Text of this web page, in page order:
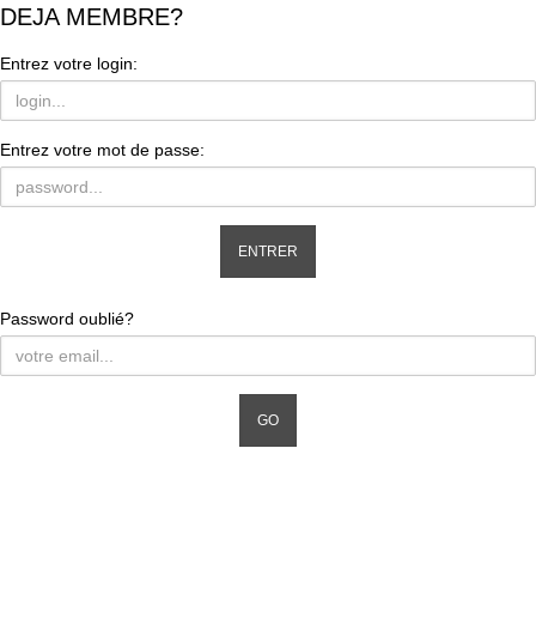
DEJA MEMBRE?
Entrez votre login:
Entrez votre mot de passe:
Password oublié?